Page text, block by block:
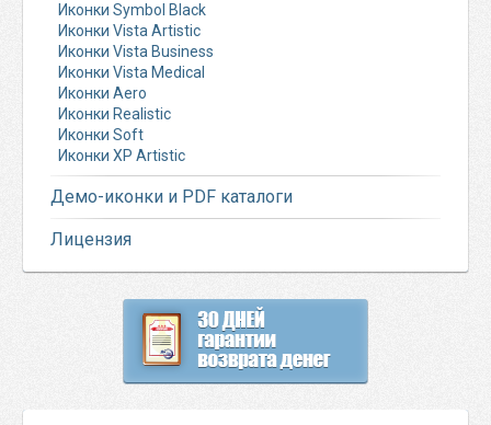
Иконки Symbol Black
Иконки Vista Artistic
Иконки Vista Business
Иконки Vista Medical
Иконки Aero
Иконки Realistic
Иконки Soft
Иконки XP Artistic
Демо-иконки и PDF каталоги
Лицензия